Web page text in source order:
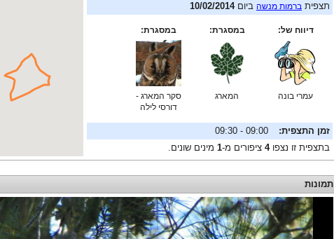
תצפית ברמות מנשה ביום10/02/2014
דיווח של:
עמרי בונה
במסגרת:
המארג
במסגרת:
סקר המארג -
דורסי לילה
זמן התצפית:
09:00 - 09:30
בתצפית זו נצפו4 ציפורים מ-1 מינים שונים.
תמונות